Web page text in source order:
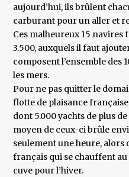
aujourd’hui, ils brûlent
carburant pour un aller et
Ces malheureux 15 navires
3.500, auxquels il faut
composent l’ensemble des
les mers.
Pour ne pas quitter le
flotte de plaisance
dont 5.000 yachts de plus
moyen de ceux-ci brûle
seulement une heure, alors
français qui se chauffent
cuve pour l’hiver.